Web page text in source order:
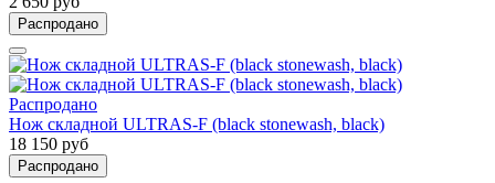
Распродано
Распродано
Нож складной ULTRAS-F (black stonewash, black)
18 150 руб
Распродано